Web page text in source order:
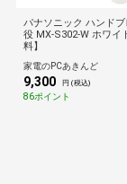
パナソニック ハンド
役 MX-S302-W ホワイ
料】
家電のPCあきんど
9,300 円 (税込)
86ポイント